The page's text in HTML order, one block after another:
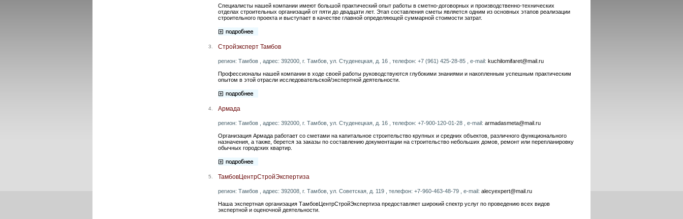
Специалисты нашей компании имеют большой практический опыт работы в сметно-договорных и производственно-технических
отделах строительных организаций от пяти до двадцати лет. Этап составления сметы является одним из основных этапов реализации
строительного проекта и выступает в качестве главной определяющей суммарной стоимости затрат.
3. Стройэксперт Тамбов
регион: Тамбов , адрес: 392000, г. Тамбов, ул. Студенецкая, д. 16 , телефон: +7 (961) 425-28-85 , e-mail: kuchilomifaret@mail.ru
Профессионалы нашей компании в ходе своей работы руководствуются глубокими знаниями и накопленным успешным практическим
опытом в этой отрасли исследовательской/экспертной деятельности.
4. Армада
регион: Тамбов , адрес: 392000, г. Тамбов, ул. Студенецкая, д. 16 , телефон: +7-900-120-01-28 , e-mail: armadasmeta@mail.ru
Организация Армада работает со сметами на капитальное строительство крупных и средних объектов, различного функционального
назначения, а также, берется за заказы по составлению документации на строительство небольших домов, ремонт или перепланировку
обычных городских квартир.
5. ТамбовЦентрСтройЭкспертиза
регион: Тамбов , адрес: 392008, г. Тамбов, ул. Советская, д. 119 , телефон: +7-960-463-48-79 , e-mail: alecyexpert@mail.ru
Наша экспертная организация ТамбовЦентрСтройЭкспертиза предоставляет широкий спектр услуг по проведению всех видов
экспертной и оценочной деятельности.